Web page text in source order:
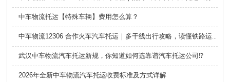
中车物流托运【特殊车辆】费用怎么算？
中车物流12306 合作火车汽车托运｜多干线出行攻略，读懂铁路运车的优势与避坑要点
武汉中车物流汽车托运新规，你知道如何选靠谱汽车托运公司⁉️
2026年全新中车物流汽车托运收费标准及方式详解